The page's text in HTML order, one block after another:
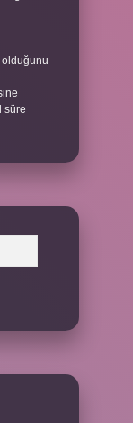
olduğunu
süre